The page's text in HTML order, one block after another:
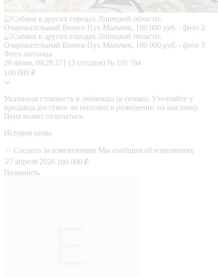
Фото питомца
29 июня, 09:28 271 (3 сегодня) № 116 764
100 000 ₽
Указанная стоимость в любимцы (в семью). Уточняйте у
продавца доступен ли питомец в разведение, на выставку.
Цена может отличаться.
История цены
Следить за изменениями Мы сообщим об изменениях
27 апреля 2026 100 000 ₽
Позвонить